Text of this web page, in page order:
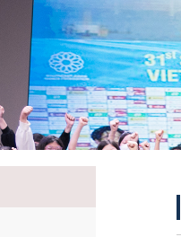
교직원현황
학생현황
위치/전화
전경사진